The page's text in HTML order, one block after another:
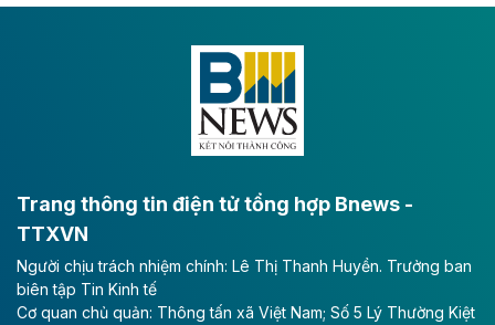
Đông A dài khoảng 25,1 km được kỳ vọng sẽ tạo động
lực phát triển kinh tế - xã hội khu vực phía Nam đồng
Long Thành
Tổng công ty Cảng hàng không Việt Nam - CTCP
(ACV) vừa lập kỷ lục mới về lợi nhuận trong quý
II/2026.
Trang thông tin điện tử tổng hợp Bnews -
TTXVN
Người chịu trách nhiệm chính: Lê Thị Thanh Huyền. Trưởng ban
biên tập Tin Kinh tế
Cơ quan chủ quản: Thông tấn xã Việt Nam; Số 5 Lý Thường Kiệt